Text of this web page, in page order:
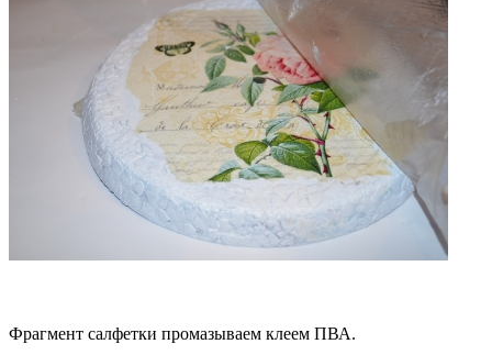
Фрагмент салфетки промазываем клеем ПВА.